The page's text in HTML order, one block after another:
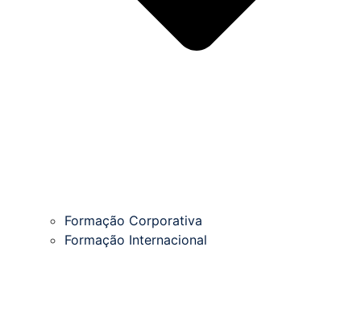
Formação Corporativa
Formação Internacional